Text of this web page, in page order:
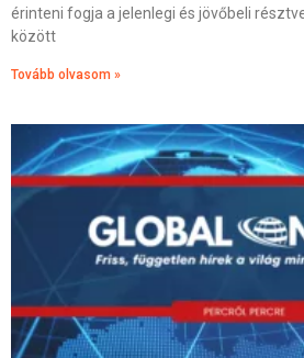
érinteni fogja a jelenlegi és jövőbeli
között
Tovább olvasom »